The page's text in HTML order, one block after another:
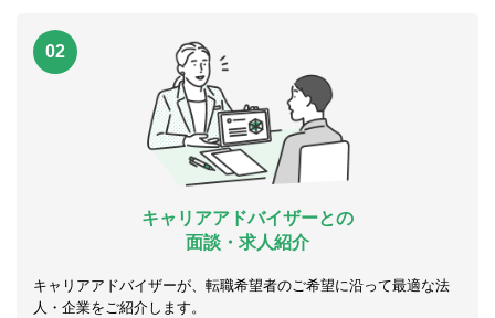
02
キャリアアドバイザーとの
面談・求人紹介
キャリアアドバイザーが、転職希望者のご希望に沿って最適な法
人・企業をご紹介します。